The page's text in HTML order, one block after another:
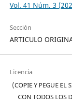
Vol. 41 Núm. 3
Sección
ARTICULO
Licencia
(COPIE Y PEGUE EL
CON TODOS LOS